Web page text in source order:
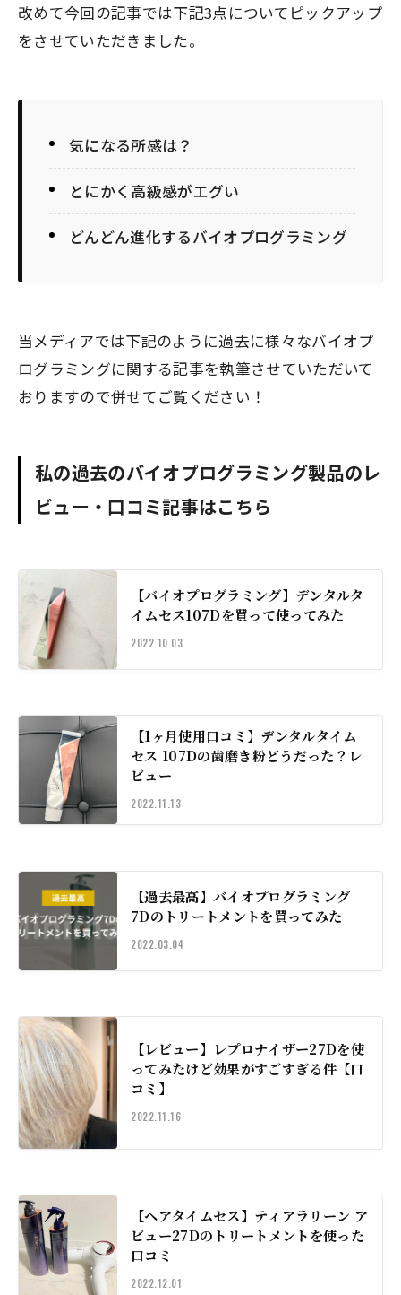
改めて今回の記事では下記3点についてピックアップ
をさせていただきました。
気になる所感は？
とにかく高級感がエグい
どんどん進化するバイオプログラミング
当メディアでは下記のように過去に様々なバイオプ
ログラミングに関する記事を執筆させていただいて
おりますので併せてご覧ください！
私の過去のバイオプログラミング製品のレ
ビュー・口コミ記事はこちら
【バイオプログラミング】デンタルタ
イムセス107Dを買って使ってみた
2022.10.03
【1ヶ月使用口コミ】デンタルタイム
セス 107Dの歯磨き粉どうだった？レ
ビュー
2022.11.13
【過去最高】バイオプログラミング
7Dのトリートメントを買ってみた
2022.03.04
【レビュー】レプロナイザー27Dを使
ってみたけど効果がすごすぎる件【口
コミ】
2022.11.16
【ヘアタイムセス】ティアラリーン ア
ビュー27Dのトリートメントを使った
口コミ
2022.12.01